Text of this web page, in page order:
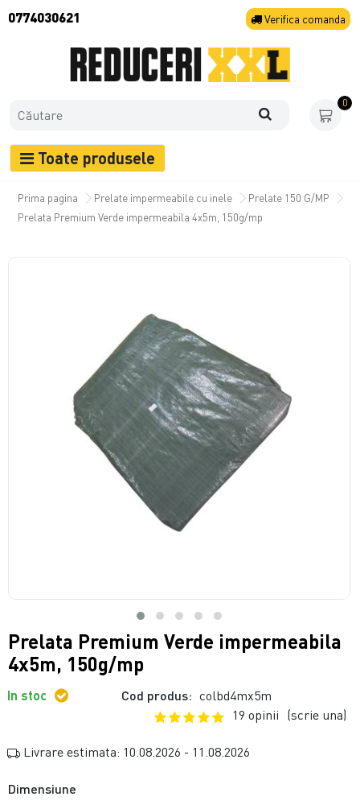
0774030621 Verifica comanda
0
Toate produsele
Prima pagina Prelate impermeabile cu inele
Prelate 150 G/MP
Prelata Premium Verde impermeabila 4x5m, 150g/mp
Prelata Premium Verde impermeabila
4x5m, 150g/mp
In stoc Cod produs: colbd4mx5m
19 opinii (scrie una)
Livrare estimata: 10.08.2026 - 11.08.2026
Dimensiune